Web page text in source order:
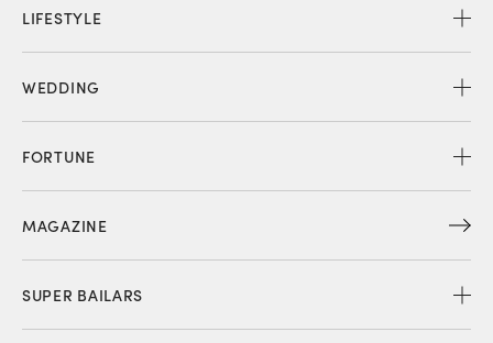
LIFESTYLE
WEDDING
FORTUNE
MAGAZINE
SUPER BAILARS